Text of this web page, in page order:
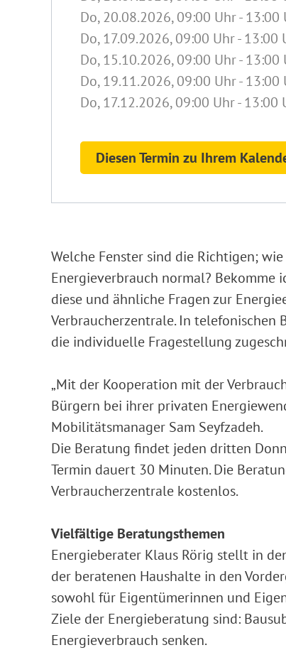
Do, 20.08.2026, 09:00 Uhr- 13:00
Do, 17.09.2026, 09:00 Uhr- 13:00
Do, 15.10.2026, 09:00 Uhr- 13:00
Do, 19.11.2026, 09:00 Uhr- 13:00
Do, 17.12.2026, 09:00 Uhr- 13:00
Diesen Termin zu Ihrem
Welche Fenster sind die Richtigen;
Energieverbrauch normal? Bekomme
diese und ähnliche Fragen zur
Verbraucherzentrale. In telefonischen
die individuelle Fragestellung
„Mit der Kooperation mit der
Bürgern bei ihrer privaten
Mobilitätsmanager Sam Seyfzadeh.
Die Beratung findet jeden dritten
Termin dauert 30 Minuten. Die
Verbraucherzentrale kostenlos.
Vielfältige Beratungsthemen
Energieberater Klaus Rörig stellt in
der beratenen Haushalte in den
sowohl für Eigentümerinnen und
Ziele der Energieberatung sind:
Energieverbrauch senken.